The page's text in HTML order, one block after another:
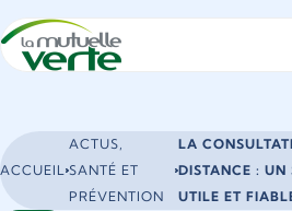
Panneau de gestion des cookies
êtes
ACCUEIL
ACTUS,
SANTÉ ET
PRÉVENTION
LA
DISTANCE : UN
UTILE ET